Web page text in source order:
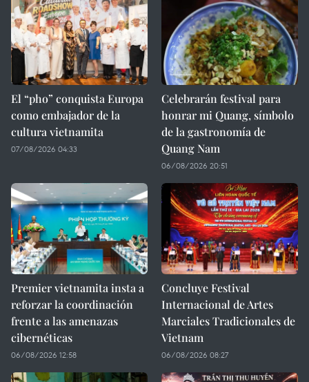
El “pho” conquista Europa
como embajador de la
cultura vietnamita
07/08/2026 04:33
Celebrarán festival para
honrar mi Quang, símbolo
de la gastronomía de
Quang Nam
06/08/2026 20:51
Premier vietnamita insta a
reforzar la coordinación
frente a las amenazas
cibernéticas
06/08/2026 12:58
Concluye Festival
Internacional de Artes
Marciales Tradicionales de
Vietnam
06/08/2026 08:27